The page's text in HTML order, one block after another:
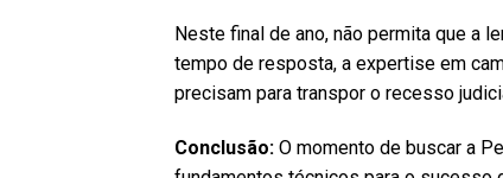
Neste final de ano, não permita que a
tempo de resposta, a expertise em
precisam para transpor o recesso
Conclusão: O momento de buscar a